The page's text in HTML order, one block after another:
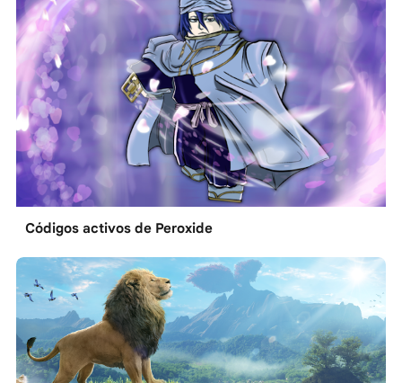
Códigos activos de Peroxide